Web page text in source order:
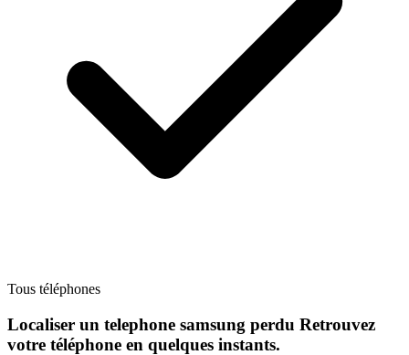
Tous téléphones
Localiser un telephone samsung perdu Retrouvez
votre téléphone en quelques instants.